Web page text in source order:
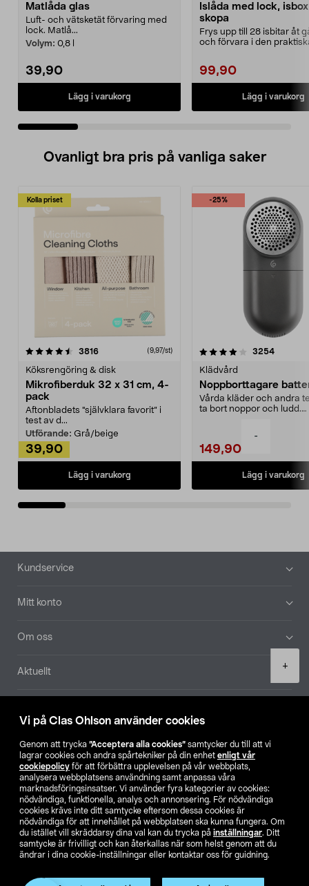
Vi på Clas Ohlson använder cookies
Genom att trycka ”Acceptera alla cookies” samtycker du till att vi
lagrar cookies och andra spårtekniker på din enhet enligt vår
cookiepolicy för att förbättra upplevelsen på vår webbplats,
analysera webbplatsens användning samt anpassa våra
marknadsföringsinsatser. Vi använder fyra kategorier av cookies:
nödvändiga, funktionella, analys och annonsering. För nödvändiga
cookies krävs inte ditt samtycke eftersom dessa cookies är
nödvändiga för att innehållet på webbplatsen ska kunna fungera. Om
du istället vill skräddarsy dina val kan du trycka på inställningar. Ditt
samtycke är frivilligt och kan återkallas när som helst genom att du
ändrar i dina cookie-inställningar eller kontaktar oss för guidning.
-
+
Matlåda glas
Luft- och vätsketät förvaring med
lock. Matlå...
Volym: 0,8 l
39,90
Lägg i varukorg
Islåda med lock,
skopa
Frys upp till 28 isbitar åt
och förvara i den
99,90
Lägg i varukorg
Ovanligt bra pris på vanliga saker
Kolla priset
3816recensioner (9,97/st)
Köksrengöring & disk
Mikrofiberduk 32 x 31 cm, 4-
pack
Aftonbladets "självklara favorit” i
test av d...
Utförande: Grå/beige
39,90
Lägg i varukorg
-25%
4.0av 5 stjärnor 3254
Klädvård
Noppborttagare
Vårda kläder och andra
ta bort noppor och ludd.
149,90
Lägg i varukorg
4.5av 5 stjärnor
Sidfot
Kundservice
Mitt konto
Om oss
Aktuellt
Hitta butik
SE NO FI
Ändra till priser exklusive moms